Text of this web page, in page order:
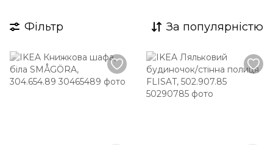
Фільтр За популярністю